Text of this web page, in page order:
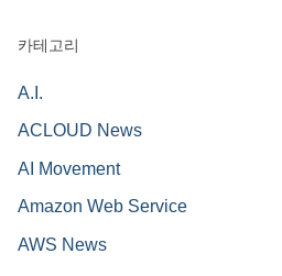
카테고리
A.I.
ACLOUD News
AI Movement
Amazon Web Service
AWS News